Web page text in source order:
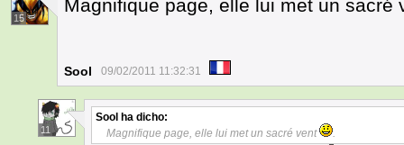
15
Magnifique page, elle lui met un sacré
Sool 09/02/2011 11:32:31
11
Sool ha dicho:
Magnifique page, elle lui met un sacré vent
.